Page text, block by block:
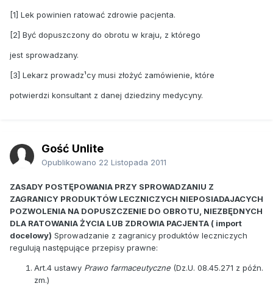
[1] Lek powinien ratować zdrowie pacjenta.
[2] Być dopuszczony do obrotu w kraju, z którego
jest sprowadzany.
[3] Lekarz prowadz¹cy musi złożyć zamówienie, które
potwierdzi konsultant z danej dziedziny medycyny.
Gość Unlite
Opublikowano 22 Listopada 2011
ZASADY POSTĘPOWANIA PRZY SPROWADZANIU Z
ZAGRANICY PRODUKTÓW LECZNICZYCH NIEPOSIADAJACYCH
POZWOLENIA NA DOPUSZCZENIE DO OBROTU, NIEZBĘDNYCH
DLA RATOWANIA ŻYCIA LUB ZDROWIA PACJENTA ( import
docelowy) Sprowadzanie z zagranicy produktów leczniczych
regulują następujące przepisy prawne:
Art.4 ustawy Prawo farmaceutyczne (Dz.U. 08.45.271 z późn.
zm.)